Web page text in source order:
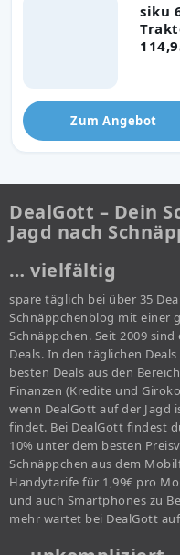
siku
Zum Angebot
DealGott – Dein
Jagd nach
… vielfältig
spare täglich bei über 35
Schnäppchenblog mit einer
Schnäppchen. Seit 2009
Deals. In den täglichen
besten Deals aus den
Finanzen (Kredite und
wenn DealGott auf der Jagd
findet. Bei DealGott findest
10% unter dem besten
Schnäppchen aus dem
Handytarife für 1,99€ pro
und auch Smartphones zu
mehr wartet bei DealGott